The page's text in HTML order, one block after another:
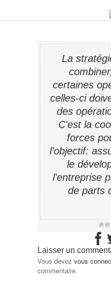
La
certaines
celles-ci
des
C'est la
forces
l'objectif:
le
l'entreprise
de parts
Laisser un
Vous devez vous
commentaire.